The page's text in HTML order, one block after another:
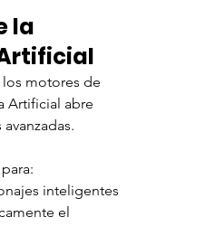
la
motores de
Artificial abre
inteligentes
el